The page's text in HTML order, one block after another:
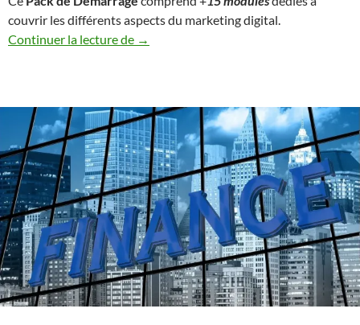
couvrir les différents aspects du marketing digital.
Continuer la lecture de Comprendre « Déclic Digital » : Une
→